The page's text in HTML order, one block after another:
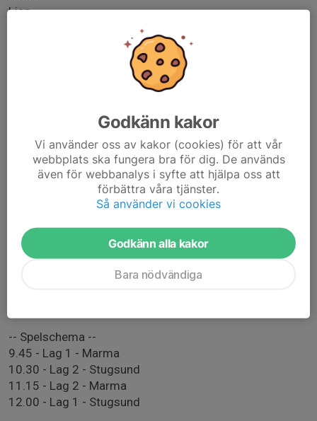
Lian
-- Lag 2 --
Vera
Astrid
Edda
-- Spelschema --
9.45 - Lag 1 - Marma
10.30 - Lag 2 - Stugsund
11.15 - Lag 2 - Marma
12.00 - Lag 1 - Stugsund
Godkänn kakor
Vi använder oss av kakor (cookies) för att vår
webbplats ska fungera bra för dig. De används
även för webbanalys i syfte att hjälpa oss att
förbättra våra tjänster.
Så använder vi cookies
Godkänn alla kakor
Bara nödvändiga